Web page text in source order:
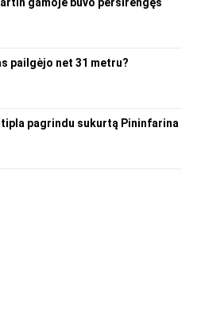
pailgėjo net 31 metru?
pagrindu sukurtą Pininfarina